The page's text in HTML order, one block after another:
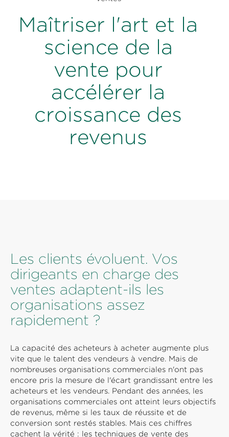
Maîtriser l'art et la
science de la
vente pour
accélérer la
croissance des
revenus
Les clients évoluent. Vos
dirigeants en charge des
ventes adaptent-ils les
organisations assez
rapidement ?
La capacité des acheteurs à acheter augmente plus
vite que le talent des vendeurs à vendre. Mais de
nombreuses organisations commerciales n'ont pas
encore pris la mesure de l'écart grandissant entre les
acheteurs et les vendeurs. Pendant des années, les
organisations commerciales ont atteint leurs objectifs
de revenus, même si les taux de réussite et de
conversion sont restés stables. Mais ces chiffres
cachent la vérité : les techniques de vente des